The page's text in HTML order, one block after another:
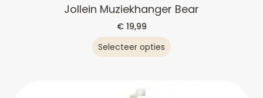
Jollein Muziekhanger Bear
€19,99
Selecteer opties